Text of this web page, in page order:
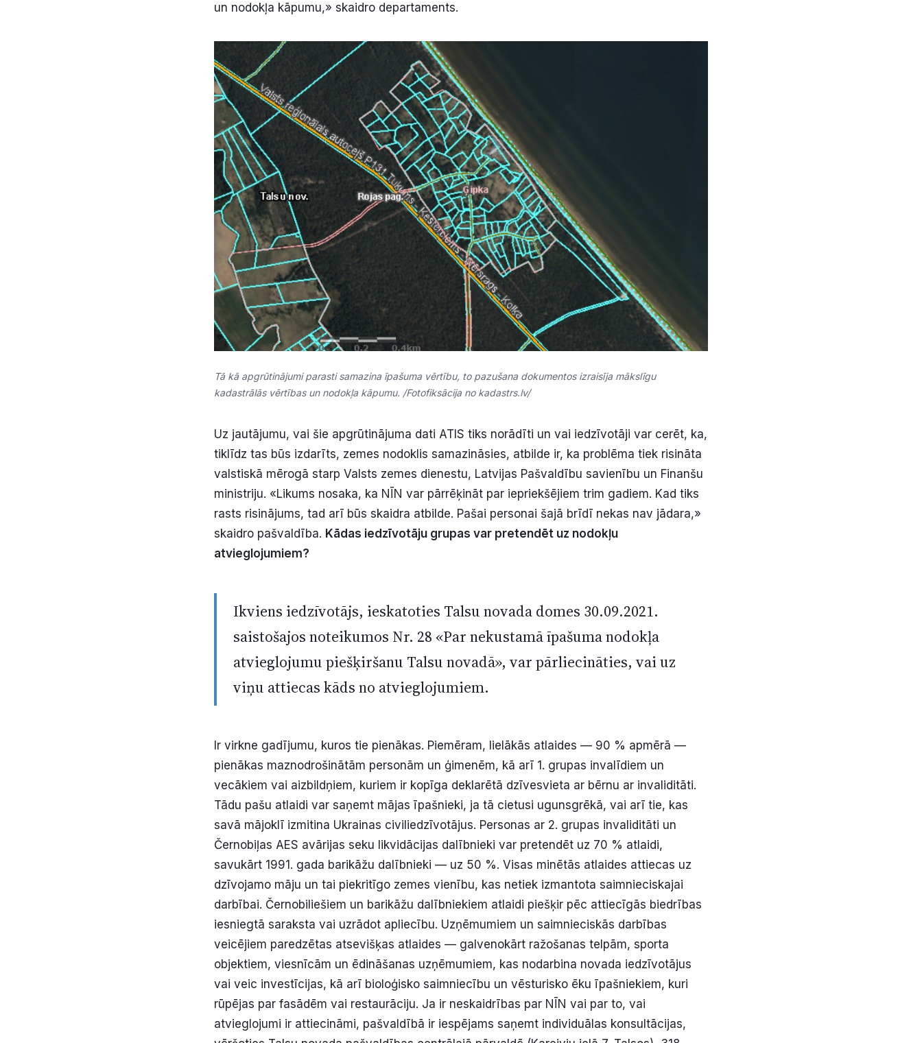
un nodokļa kāpumu,» skaidro departaments.
Tā kā apgrūtinājumi parasti samazina īpašuma vērtību, to pazušana dokumentos izraisīja mākslīgu
kadastrālās vērtības un nodokļa kāpumu. /Fotofiksācija no kadastrs.lv/
Uz jautājumu, vai šie apgrūtinājuma dati ATIS tiks norādīti un vai iedzīvotāji var cerēt, ka,
tiklīdz tas būs izdarīts, zemes nodoklis samazināsies, atbilde ir, ka problēma tiek risināta
valstiskā mērogā starp Valsts zemes dienestu, Latvijas Pašvaldību savienību un Finanšu
ministriju. «Likums nosaka, ka NĪN var pārrēķināt par iepriekšējiem trim gadiem. Kad tiks
rasts risinājums, tad arī būs skaidra atbilde. Pašai personai šajā brīdī nekas nav jādara,»
skaidro pašvaldība. Kādas iedzīvotāju grupas var pretend ēt uz nodokļu
atvieglojumiem?
Ikviens iedzīvotājs, ieskatoties Talsu novada domes 30.09.2021.
saistošajos noteikumos Nr. 28 «Par nekustamā īpašuma nodokļa
atvieglojumu piešķiršanu Talsu novadā», var pārliecināties, vai uz
viņu attiecas kāds no atvieglojumiem.
Ir virkne gadījumu, kuros tie pienākas. Piemēram, lielākās atlaides — 90 % apmērā —
pienākas maznodrošinātām personām un ģimenēm, kā arī 1. grupas invalīdiem un
vecākiem vai aizbildņiem, kuriem ir kopīga deklarētā dzīvesvieta ar bērnu ar invaliditāti.
Tādu pašu atlaidi var saņemt mājas īpašnieki, ja tā cietusi ugunsgrēkā, vai arī tie, kas
savā mājoklī izmitina Ukrainas civiliedzīvotājus. Personas ar 2. grupas invaliditāti un
Černobiļas AES avārijas seku likvidācijas dalībnieki var pretendēt uz 70 % atlaidi,
savukārt 1991. gada barikāžu dalībnieki — uz 50 %. Visas minētās atlaides attiecas uz
dzīvojamo māju un tai piekritīgo zemes vienību, kas netiek izmantota saimnieciskajai
darbībai. Černobiliešiem un barikāžu dalībniekiem atlaidi piešķir pēc attiecīgās biedrības
iesniegtā saraksta vai uzrādot apliecību. Uzņēmumiem un saimnieciskās darbības
veicējiem paredzētas atsevišķas atlaides — galvenokārt ražošanas telpām, sporta
objektiem, viesnīcām un ēdināšanas uzņēmumiem, kas nodarbina novada iedzīvotājus
vai veic investīcijas, kā arī bioloģisko saimniecību un vēsturisko ēku īpašniekiem, kuri
rūpējas par fasādēm vai restaurāciju. Ja ir neskaidrības par NĪN vai par to, vai
atvieglojumi ir attiecināmi, pašvaldībā ir iespējams saņemt individuālas konsultācijas,